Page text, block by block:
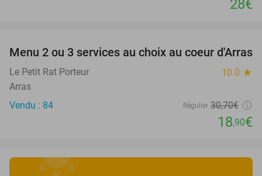
28€
38%
Menu 2 ou 3 services au choix au coeur d'Arras
Le Petit Rat Porteur 10.0 star
Arras
Vendu : 84
Régulier 30,70€
18,90€